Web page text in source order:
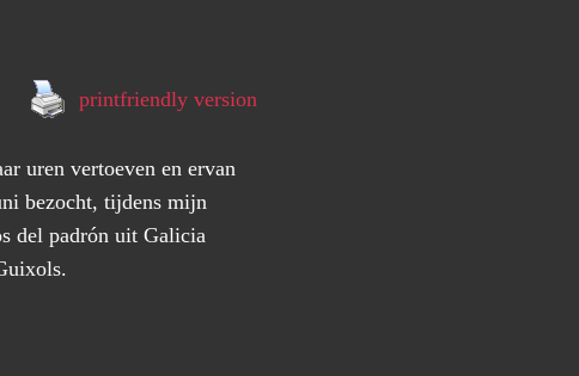
printfriendly version
uren vertoeven en ervan
bezocht, tijdens mijn
del padrón uit Galicia